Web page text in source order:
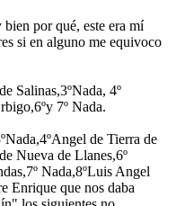
por qué, este era mí
si en alguno me equivoco
Salinas,3ºNada, 4º
7º Nada.
de Tierra de
Nueva de Llanes,6º
Nada,8ºLuis Angel
Enrique que nos daba